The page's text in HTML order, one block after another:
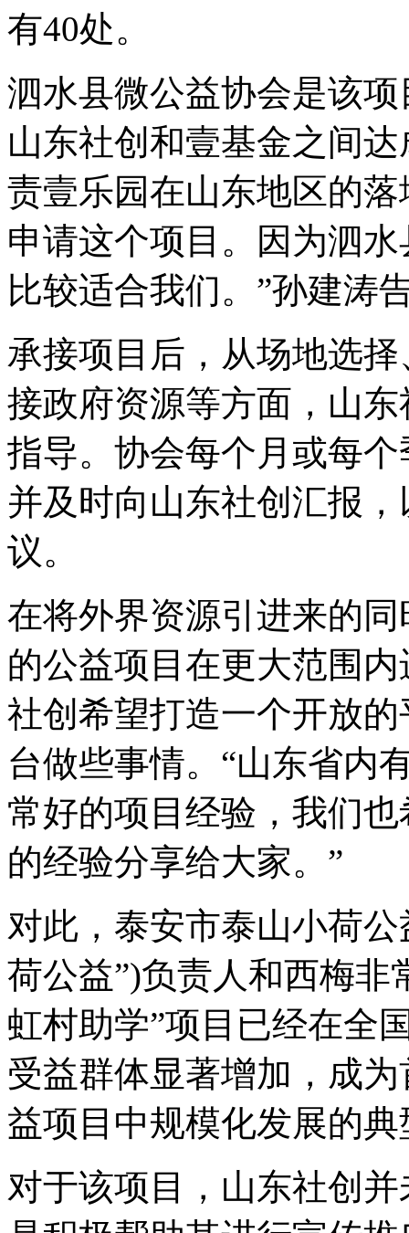
有40处。
泗水县微公益协会是该
山东社创和壹基金之间
责壹乐园在山东地区的
申请这个项目。因为泗
比较适合我们。”孙建涛
承接项目后，从场地选
接政府资源等方面，山
指导。协会每个月或每
并及时向山东社创汇报
议。
在将外界资源引进来的
的公益项目在更大范围
社创希望打造一个开放
台做些事情。“山东省内
常好的项目经验，我们
的经验分享给大家。”
对此，泰安市泰山小荷
荷公益”)负责人和西梅非
虹村助学”项目已经在全
受益群体显著增加，成
益项目中规模化发展的
对于该项目，山东社创